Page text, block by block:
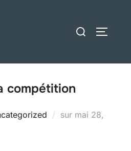
Rechercher :
compétition
sur Publié
mai 28,